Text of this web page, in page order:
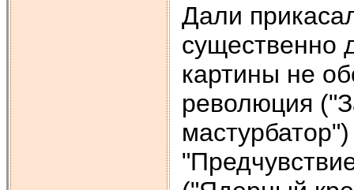
Дали
существенно
картины не
революция